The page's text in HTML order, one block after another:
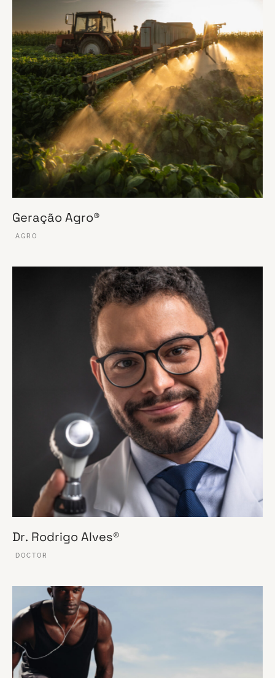
Geração Agro®
AGRO
Dr. Rodrigo Alves®
DOCTOR